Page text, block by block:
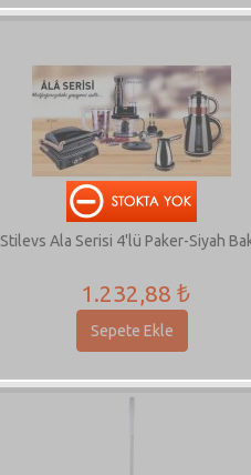
Stilevs Ala Serisi 4'lü Paker-Siyah
1.232,88 ₺
Sepete Ekle